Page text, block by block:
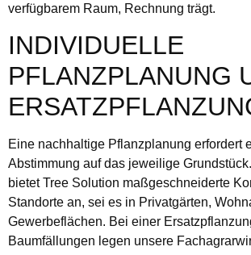
verfügbarem Raum, Rechnung trägt.
INDIVIDUELLE
PFLANZPLANUNG
Eine nachhaltige Pflanzplanung erfordert
Abstimmung auf das jeweilige
bietet Tree Solution maßgeschneiderte
Standorte an, sei es in Privatgärten,
Gewerbeflächen. Bei einer
Baumfällungen legen unsere